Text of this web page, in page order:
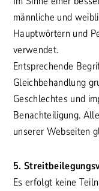
männliche und
Hauptwörtern und
verwendet.
Entsprechende
Gleichbehandlung
Geschlechtes und
Benachteiligung.
unserer Webseiten
5.
Es erfolgt keine